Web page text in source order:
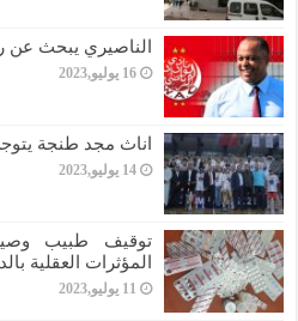
الناصيري يبحث عن
16 يوليو,2023
اناث مجد طنجة
14 يوليو,2023
توقيف طبيب
المؤثرات العقلية
11 يوليو,2023